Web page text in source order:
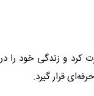
کرد و زندگی
قرار گیرد.